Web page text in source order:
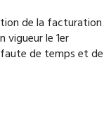
de la facturation
vigueur le 1er
de temps et de